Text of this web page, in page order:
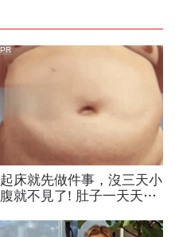
起床就先做件事，沒三天小
腹就不見了! 肚子一天天變
PR